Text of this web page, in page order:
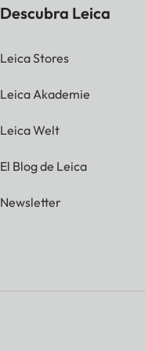
Descubra Leica
Leica Stores
Leica Akademie
Leica Welt
El Blog de Leica
Newsletter